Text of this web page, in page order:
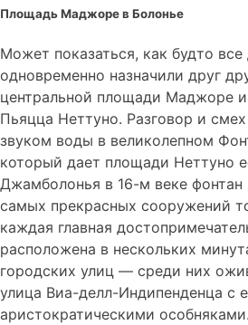
Площадь Маджоре в Болонье
Может показаться, как будто
одновременно назначили друг
центральной площади Маджоре
Пьяцца Неттуно. Разговор и
звуком воды в великолепном
который дает площади Неттуно
Джамболонья в 16-м веке фонтан
самых прекрасных сооружений
каждая главная
расположена в нескольких
городских улиц — среди них
улица Виа-делл-Индипенденца с
аристократическими